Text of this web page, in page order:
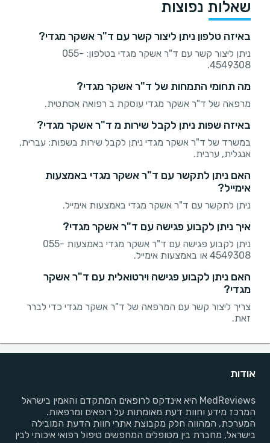
שאלות נפוצות
באיזה טלפון ניתן ליצור קשר עם ד"ר אשקר מגדי?
ניתן ליצור קשר עם ד"ר אשקר מגדי בטלפון: 055-
4549308.
מה תחומי התמחות של ד"ר אשקר מגדי?
מרפאה של ד"ר אשקר מגדי עוסקת ב רפואה אסתטית.
באיזה שפות ניתן לקבל שירות מ ד"ר אשקר מגדי?
במשרד של ד"ר אשקר מגדי ניתן לקבל שירות בשפות: עברית,
אנגלית, ערבית.
האם ניתן לתקשר עם ד"ר אשקר מגדי באמצעות
אימייל?
ניתן לתקשר עם ד"ר אשקר מגדי באמצעות אימייל.
איך ניתן לקבוע פגישה עם ד"ר אשקר מגדי?
ניתן לקבוע פגישה עם ד"ר אשקר מגדי באמצעות 055-
4549308 או באמצעות אימייל.
האם ניתן לקבוע פגישה וירטואלית עם ד"ר אשקר
מגדי?
צריך ליצור קשר עם המרפאה של ד"ר אשקר מגדי כדי לברר
זאת.
אודות
MedReviews היא אינדקס לרופאים המתקדם והאמין בישראל
המרכז מידע וחוות דעת מאומתות על רופאים ומרפאות.
המערכת, המהווה חלק מקבוצת אתרי חוות הדעת המובילה
בישראל, מחברת בין מטופלים המחפשים טיפול רפואי איכותי לבין